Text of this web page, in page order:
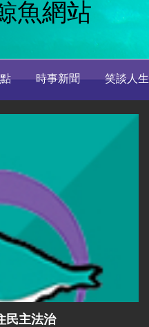
時事新聞 笑談人生
或口號表演？